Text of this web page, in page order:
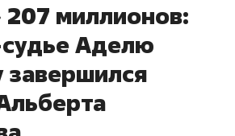
миллионов:
судье Аделю
завершился